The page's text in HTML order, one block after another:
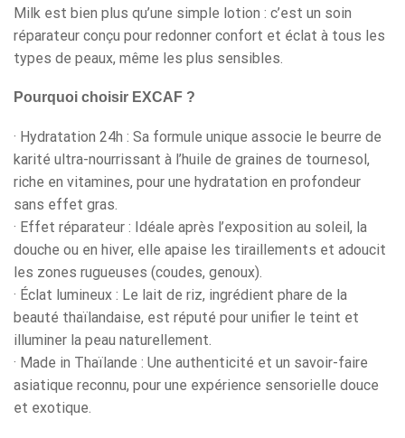
Milk est bien plus qu’une simple lotion : c’est un soin
réparateur conçu pour redonner confort et éclat à tous les
types de peaux, même les plus sensibles.
Pourquoi choisir EXCAF ?
· Hydratation 24h : Sa formule unique associe le beurre de
karité ultra-nourrissant à l’huile de graines de tournesol,
riche en vitamines, pour une hydratation en profondeur
sans effet gras.
· Effet réparateur : Idéale après l’exposition au soleil, la
douche ou en hiver, elle apaise les tiraillements et adoucit
les zones rugueuses (coudes, genoux).
· Éclat lumineux : Le lait de riz, ingrédient phare de la
beauté thaïlandaise, est réputé pour unifier le teint et
illuminer la peau naturellement.
· Made in Thaïlande : Une authenticité et un savoir-faire
asiatique reconnu, pour une expérience sensorielle douce
et exotique.